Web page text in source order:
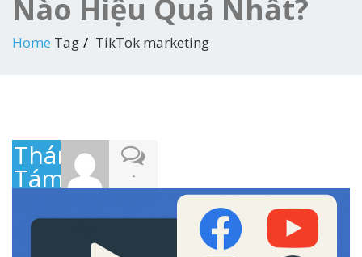
Nào Hiệu Quả Nhất?
Home Tag TikTok marketing
Tháng
Tám
2025
-